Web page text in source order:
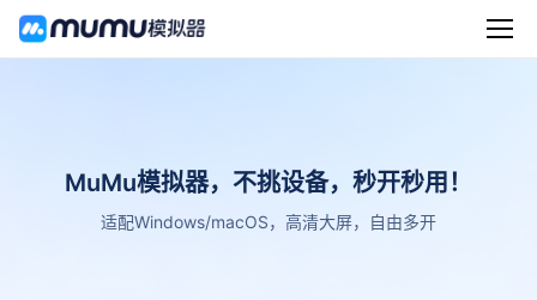
MuMu模拟器，不挑设备，秒开秒用！
适配Windows/macOS，高清大屏，自由多开